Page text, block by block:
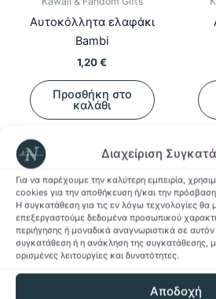
Διαχείριση
Για να παρέχουμε την καλύτερη εμπειρία,
cookies για την αποθήκευση ή/και την
Η συγκατάθεση για τις εν λόγω τεχνολογίες θα
επεξεργαστούμε δεδομένα προσωπικού
περιήγησης ή μοναδικά αναγνωριστικά σε
συγκατάθεση ή η ανάκληση της συγκατάθεσης,
ορισμένες λειτουργίες και δυνατότητες.
Αποδοχή
Αυτοκόλλητα ελαφάκι
Bambi
1,20€
Προσθήκη στο
καλάθι
Προσθήκη στη Λίστα